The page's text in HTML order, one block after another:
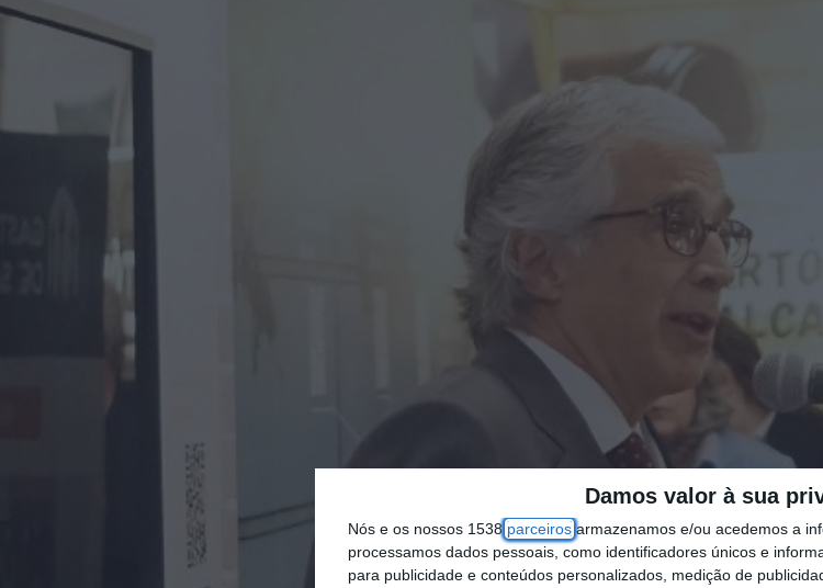
Damos valor à sua
Nós e os nossos 1538 parceiros armazenamos e/ou acedemos a
processamos dados pessoais, como identificadores únicos e
para publicidade e conteúdos personalizados, medição de